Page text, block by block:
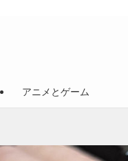
アニメとゲーム